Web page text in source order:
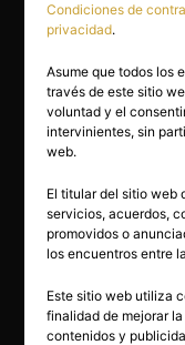
El
Condiciones de
privacidad.
Asume que todos los
través de este sitio
voluntad y el
intervinientes, sin
web.
El titular del sitio web
servicios, acuerdos,
promovidos o
los encuentros entre
Este sitio web utiliza
finalidad de mejorar
contenidos y